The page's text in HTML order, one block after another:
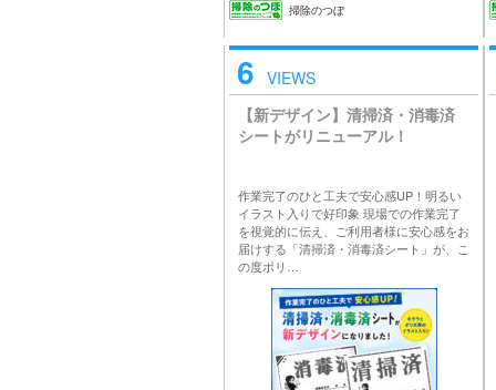
掃除のつぼ
6 VIEWS
【新デザイン】清掃済・消毒済
シートがリニューアル！
作業完了のひと工夫で安心感UP！明るい
イラスト入りで好印象 現場での作業完了
を視覚的に伝え、ご利用者様に安心感をお
届けする「清掃済・消毒済シート」が、こ
の度ポリ…